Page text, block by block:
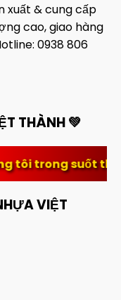
xuất & cung cấp
cao, giao hàng
0938 806
THÀNH 💚
Sự tin
VIỆT